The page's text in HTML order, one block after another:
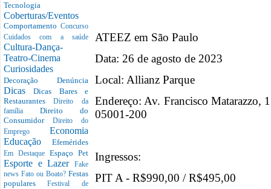
Tecnologia
Coberturas/Eventos
Comportamento Concurso
Cuidados com a saúde
Cultura-Dança-
Teatro-Cinema
Curiosidades
Decoração Denúncia
DicasDicas Bares e
RestaurantesDireito da
família Direito do
Consumidor Direito do
Emprego Economia
Educação Efemérides
Em Destaque Espaço Pet
Esporte e Lazer
Fake
news Fato ou Boato? Festas
popularesFestival de
ATEEZ em São Paulo
Data: 26 de agosto de 2023
Local: Allianz Parque
Endereço: Av. Francisco Matarazzo,
05001-200
Ingressos:
PIT A - R$990,00 / R$495,00